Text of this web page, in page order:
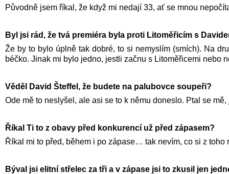
Původně jsem říkal, že když mi nedají 33, ať se mnou
Byl jsi rád, že tvá premiéra byla proti Litoměřicím s
Že by to bylo úplně tak dobré, to si nemyslím (smích). Na
béčko. Jinak mi bylo jedno, jestli začnu s Litoměřicemi nebo
Věděl David Šteffel, že budete na palubovce soupeři?
Ode mě to neslyšel, ale asi se to k němu doneslo. Ptal se
Říkal Ti to z obavy před konkurencí už před zápasem?
Říkal mi to před, během i po zápase… tak nevím, co si z
Býval jsi elitní střelec za tři a v zápase jsi to zkusil jen